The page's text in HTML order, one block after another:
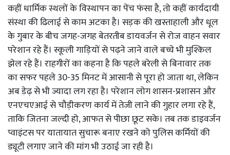
कहीं धार्मिक स्थलों के विस्थापन का पेंच फंसा है, तो कहीं कार्यदायी
संस्था की ढिलाई से काम अटका है। सड़क की खस्ताहाली और धूल
के गुबार के बीच जगह-जगह बेतरतीब डायवर्जन से रोज वाहन सवार
परेशान रहे हैं। स्कूली गाड़ियों से पढ़ने जाने वाले बच्चे भी मुश्किल
झेल रहे हैं। राहगीरों का कहना है कि पहले बरेली से बिनावार तक
का सफर पहले 30-35 मिनट में आसानी से पूरा हो जाता था, लेकिन
अब डेढ़ से भी ज्यादा लग रहा है। परेशान लोग शासन-प्रशासन और
एनएचएआई से चौड़ीकरण कार्य में तेजी लाने की गुहार लगा रहे हैं,
ताकि जितना जल्दी हो, आफत से पीछा छूट सके। तब तक डाइवर्जन
प्वाइंटस पर यातायात सुचारू बनाए रखने को पुलिस कर्मियों की
ड्यूटी लगाए जाने की मांग भी उठाई जा रही है।